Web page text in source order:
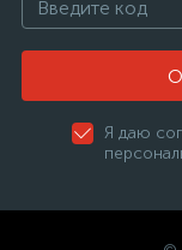
Я даю